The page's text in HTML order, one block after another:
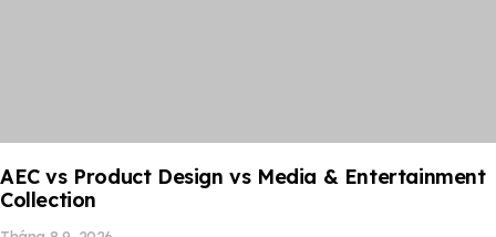
AEC vs Product Design vs Media & Entertainment
Collection